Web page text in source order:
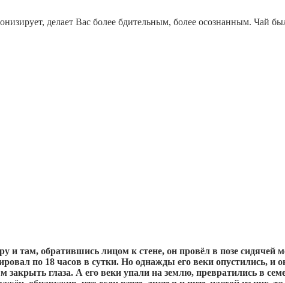
делает Вас более бдительным, более осознанным. Чай
и там, обратившись лицом к стене, он провёл в позе
по 18 часов в сутки. Но однажды его веки опустились,
глаза. А его веки упали на землю, превратились в